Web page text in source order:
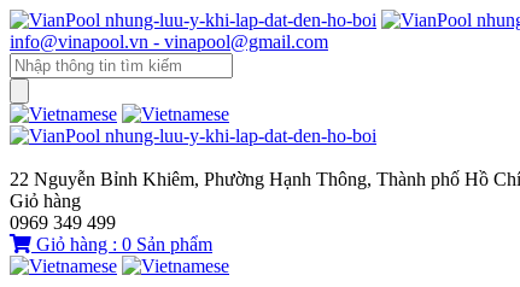
info@vinapool.vn - vinapool@gmail.com
22 Nguyễn Bỉnh Khiêm, Phường Hạnh Thông, Thành phố Hồ
Giỏ hàng
0969 349 499
Giỏ hàng : 0 Sản phẩm